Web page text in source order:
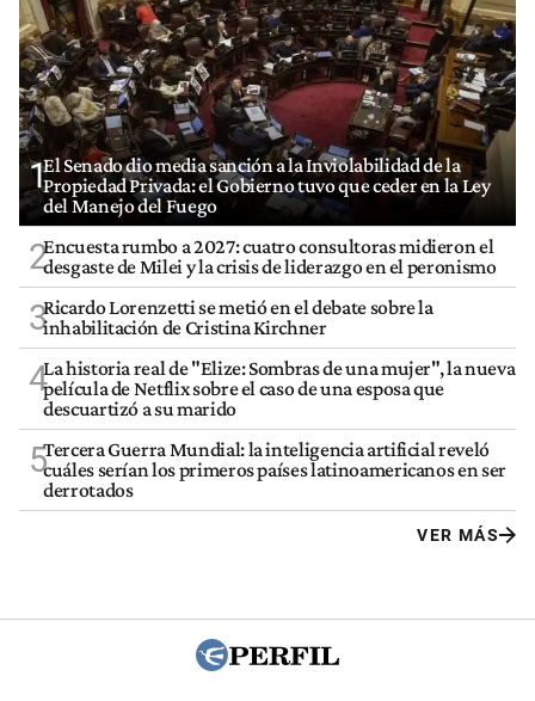
1El Senado dio media sanción a la Inviolabilidad de la
Propiedad Privada: el Gobierno tuvo que ceder en la Ley
del Manejo del Fuego
2Encuesta rumbo a 2027: cuatro consultoras midieron el
desgaste de Milei y la crisis de liderazgo en el peronismo
3Ricardo Lorenzetti se metió en el debate sobre la
inhabilitación de Cristina Kirchner
4La historia real de "Elize: Sombras de una mujer", la nueva
película de Netflix sobre el caso de una esposa que
descuartizó a su marido
5Tercera Guerra Mundial: la inteligencia artificial reveló
cuáles serían los primeros países latinoamericanos en ser
derrotados
VER MÁS